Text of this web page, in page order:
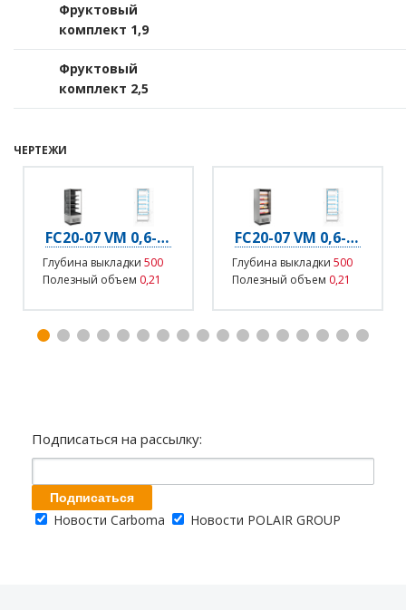
Фруктовый
комплект 1,9
Фруктовый
комплект 2,5
ЧЕРТЕЖИ
FC20-07 VM 0,6-2 (9006-9005)
Глубина выкладки 500
Полезный объем 0,21
FC20-07 VM 0,6-2 0030 бок металл с зеркалом (9006-9005)
Глубина выкладки 500
Полезный объем 0,21
Подписаться на рассылку:
Новости Carboma Новости POLAIR GROUP